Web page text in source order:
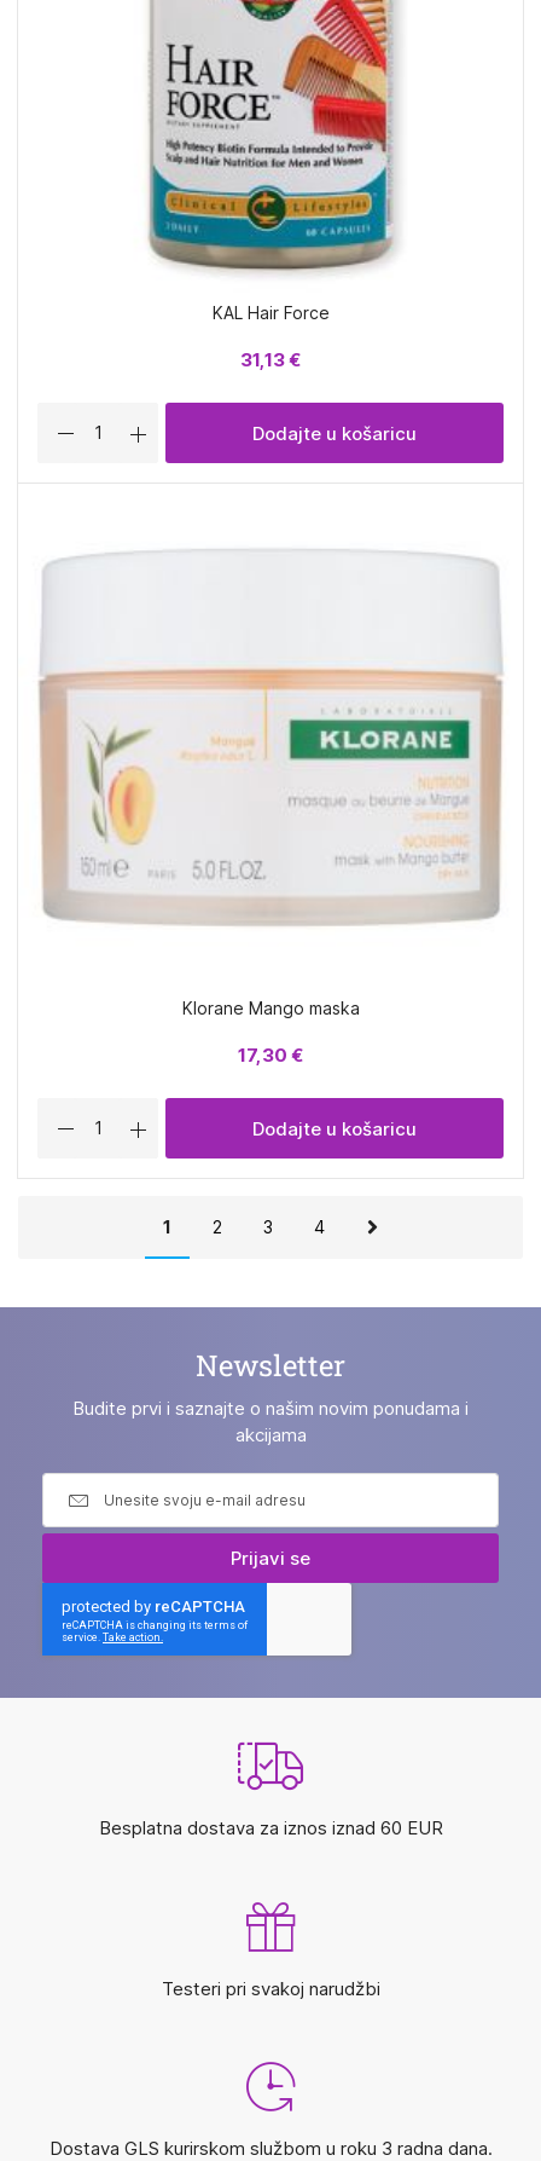
KAL Hair Force
31,13 €
Dodajte u košaricu
Klorane Mango maska
17,30 €
Dodajte u košaricu
Trenutno
1 Stranica
2 Stranica
3 Stranica
4
Newsletter
Budite prvi i saznajte o našim novim ponudama i
akcijama
Prijavi se
Besplatna dostava za iznos iznad 60 EUR
Testeri pri svakoj narudžbi
Dostava GLS kurirskom službom u roku 3 radna dana.